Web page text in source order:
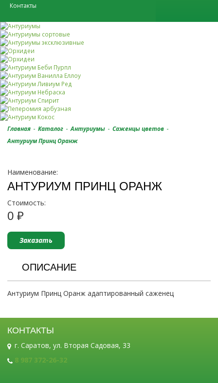
Контакты
Главная - Каталог - Антуриумы - Саженцы цветов -
Антуриум Принц Оранж
Наименование:
АНТУРИУМ ПРИНЦ ОРАНЖ
Стоимость:
0 ₽
Заказать
ОПИСАНИЕ
Антуриум Принц Оранж адаптированный саженец
КОНТАКТЫ
г. Саратов, ул. Вторая Садовая, 33
8 987 372-26-32